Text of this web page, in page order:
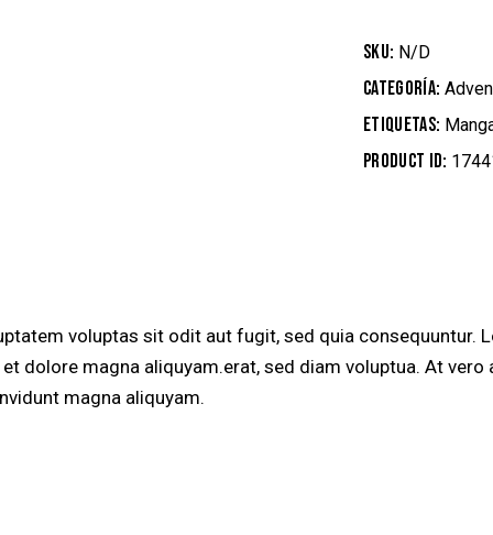
SKU: N/D
Categoría:
Etiquetas:
Product ID:
voluptas sit odit aut fugit, sed quia consequuntur.
dolore magna aliquyam.erat, sed diam voluptua. At
magna aliquyam.